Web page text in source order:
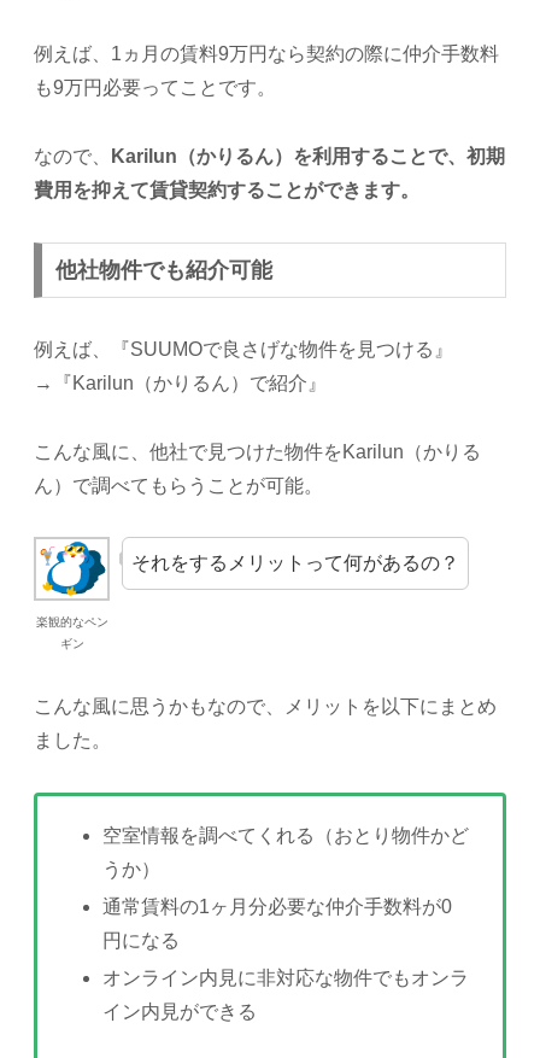
例えば、1ヵ月の賃料9万円なら契約の際に仲介手数料
も9万円必要ってことです。
なので、
Karilun（かりるん）を利用することで、初期
費用を抑えて賃貸契約することができます。
他社物件でも紹介可能
例えば、『SUUMOで良さげな物件を見つける』
→『Karilun（かりるん）で紹介』
こんな風に、他社で見つけた物件をKarilun（かりる
ん）で調べてもらうことが可能。
楽観的なペン
ギン
それをするメリットって何があるの？
こんな風に思うかもなので、メリットを以下にまとめ
ました。
空室情報を調べてくれる（おとり物件かど
うか）
通常賃料の1ヶ月分必要な仲介手数料が0
円になる
オンライン内見に非対応な物件でもオンラ
イン内見ができる